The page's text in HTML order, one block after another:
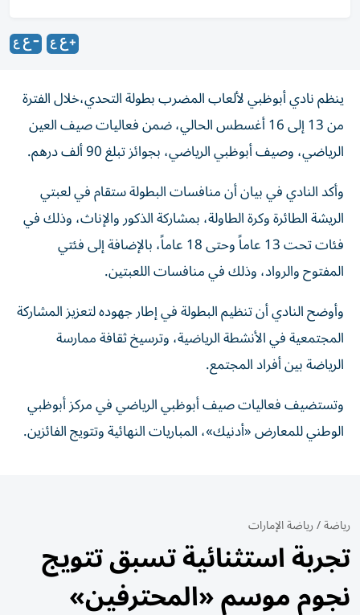
ينظم نادي أبوظبي لألعاب المضرب بطولة التحدي،خلال الفترة
من 13 إلى 16 أغسطس الحالي، ضمن فعاليات صيف العين
الرياضي، وصيف أبوظبي الرياضي، بجوائز تبلغ 90 ألف درهم.
وأكد النادي في بيان أن منافسات البطولة ستقام في لعبتي
الريشة الطائرة وكرة الطاولة، بمشاركة الذكور والإناث، وذلك في
فئات تحت 13 عاماً وحتى 18 عاماً، بالإضافة إلى فئتي
المفتوح والرواد، وذلك في منافسات اللعبتين.
وأوضح النادي أن تنظيم البطولة في إطار جهوده لتعزيز المشاركة
المجتمعية في الأنشطة الرياضية، وترسيخ ثقافة ممارسة
الرياضة بين أفراد المجتمع.
وتستضيف فعاليات صيف أبوظبي الرياضي في مركز أبوظبي
الوطني للمعارض «أدنيك»، المباريات النهائية وتتويج الفائزين.
رياضة/رياضة الإمارات
تجربة استثنائية تسبق تتويج
نجوم موسم «المحترفين»